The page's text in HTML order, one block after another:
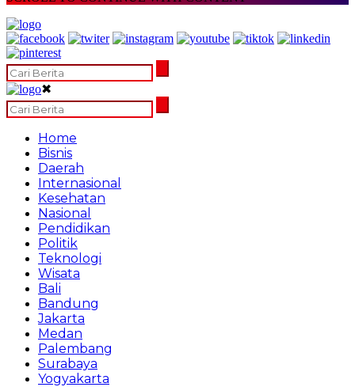
✖
Home
Bisnis
Daerah
Internasional
Kesehatan
Nasional
Pendidikan
Politik
Teknologi
Wisata
Bali
Bandung
Jakarta
Medan
Palembang
Surabaya
Yogyakarta